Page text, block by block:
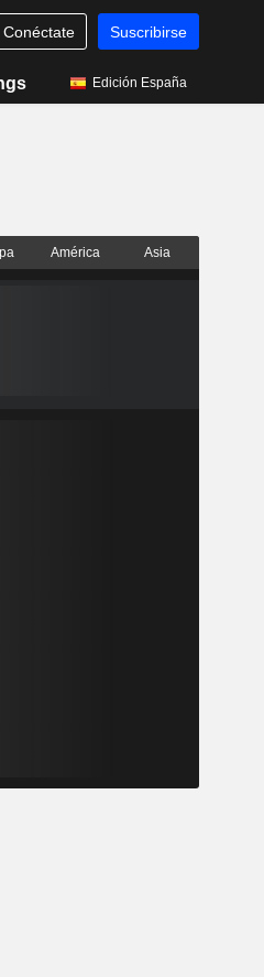
Conéctate Suscribirse
Edición España
América Asia